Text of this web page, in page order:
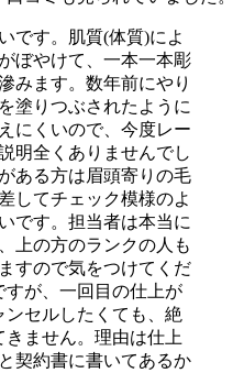
です。肌質(体質)によ
ぼやけて、一本一本彫
みます。数年前にやり
塗りつぶされたように
にくいので、今度レー
明全くありませんでし
ある方は眉頭寄りの毛
してチェック模様のよ
です。担当者は本当に
上の方のランクの人も
すので気をつけてくだ
すが、一回目の仕上が
ンセルしたくても、絶
ません。理由は仕上
契約書に書いてあるか